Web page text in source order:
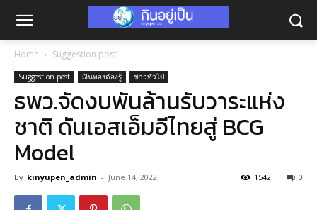
Home Suggestion post
Suggestion post เงินทองต้องรู้ ข่าวทั่วไป
ธพว.จัดงบพันล้านรับวาระแห่ง
ชาติ ดันเอสเอ็มอีไทยสู่ BCG
Model
By kinyupen_admin - June 14, 2022 0
1542